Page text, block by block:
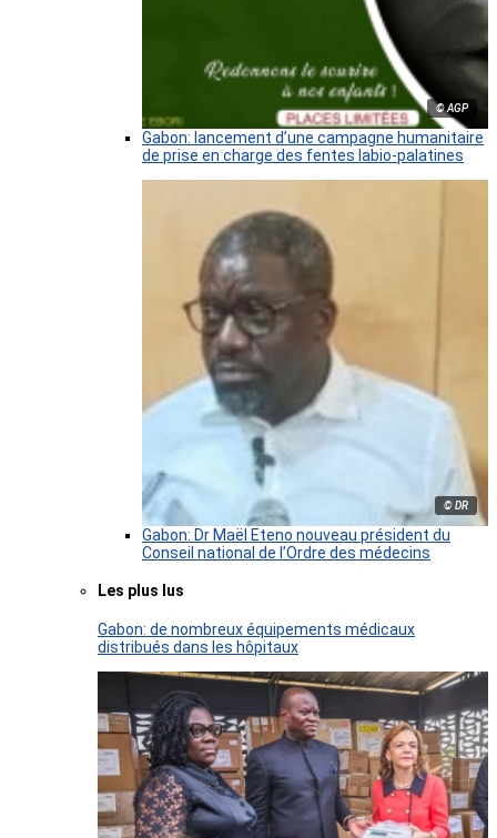
© AGP
Gabon: lancement d’une campagne humanitaire
de prise en charge des fentes labio-palatines
© DR
Gabon: Dr Maël Eteno nouveau président du
Conseil national de l’Ordre des médecins
Les plus lus
Gabon: de nombreux équipements médicaux
distribués dans les hôpitaux